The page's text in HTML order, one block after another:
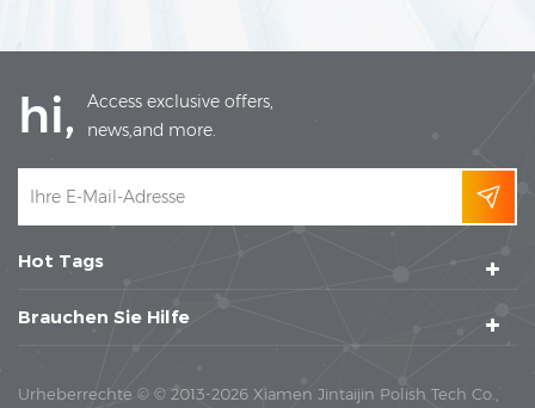
hi,
Access exclusive offers,
news,and more.
Hot Tags
Brauchen Sie Hilfe
Urheberrechte © © 2013-2026 Xiamen Jintaijin Polish Tech Co.,